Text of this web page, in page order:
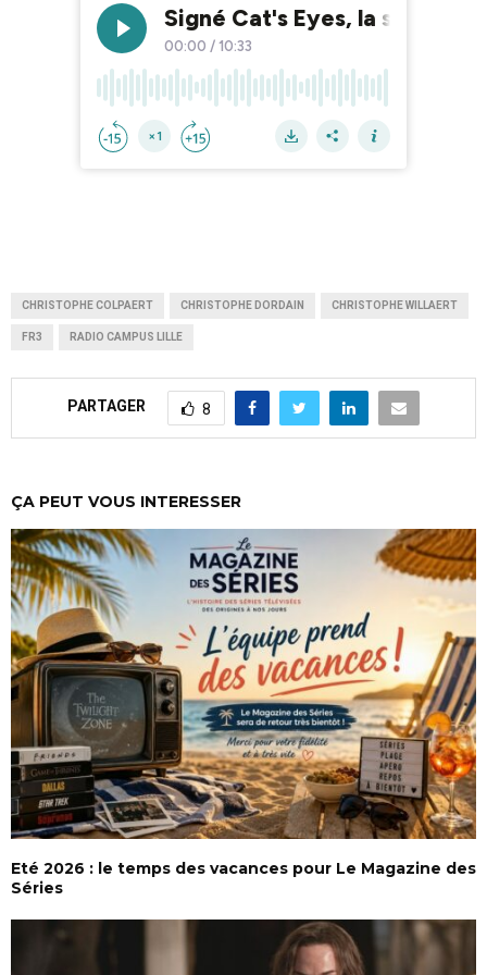
CHRISTOPHE COLPAERT CHRISTOPHE DORDAIN CHRISTOPHE WILLAERT
FR3 RADIO CAMPUS LILLE
PARTAGER 8
ÇA PEUT VOUS INTERESSER
Eté 2026 : le temps des vacances pour Le Magazine des
Séries